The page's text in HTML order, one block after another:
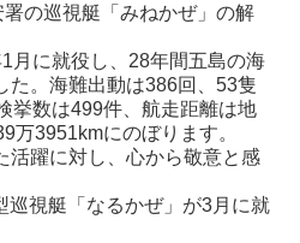
の巡視艇「みねかぜ」の解
1月に就役し、28年間五島の海
た。海難出動は386回、53隻
挙数は499件、航走距離は地
万3951kmにのぼります。
活躍に対し、心から敬意と感
巡視艇「なるかぜ」が3月に就